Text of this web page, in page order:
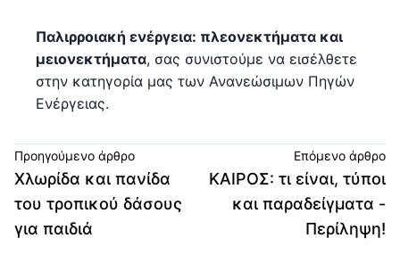
Παλιρροιακή ενέργεια: πλεονεκτήματα και
μειονεκτήματα, σας συνιστούμε να εισέλθετε
στην κατηγορία μας των Ανανεώσιμων Πηγών
Ενέργειας.
Προηγούμενο άρθρο
Χλωρίδα και πανίδα
του τροπικού δάσους
για παιδιά
Επόμενο άρθρο
ΚΑΙΡΟΣ: τι είναι, τύποι
και παραδείγματα -
Περίληψη!